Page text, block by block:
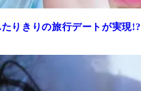
りきりの旅行デートが実現!?